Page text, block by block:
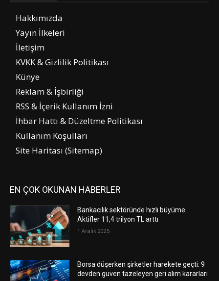
Hakkımızda
Yayın İlkeleri
İletişim
KVKK & Gizlilik Politikası
Künye
Reklam & İşbirliği
RSS & İçerik Kullanım İzni
İhbar Hattı & Düzeltme Politikası
Kullanım Koşulları
Site Haritası (Sitemap)
EN ÇOK OKUNAN HABERLER
Bankacılık sektöründe hızlı büyüme:
Aktifler 11,4 trilyon TL arttı
1 Aralık 2025
Borsa düşerken şirketler harekete geçti: 9
devden güven tazeleyen geri alım kararları